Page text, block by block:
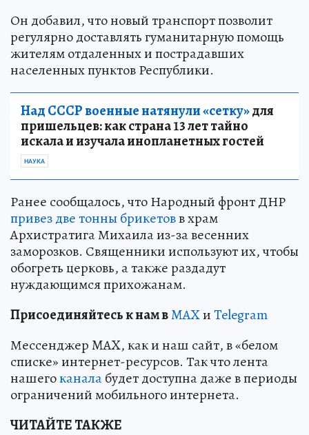
Он добавил, что новый транспорт позволит
регулярно доставлять гуманитарную помощь
жителям отдаленных и пострадавших
населенных пунктов Республики.
Над СССР военные натянули «сетку»для
пришельцев: как страна 13 лет тайно
искала и изучала инопланетных гостей
НАУКА
Ранее сообщалось, что Народный фронт ДНР
привез две тонны брикетовв храм
Архистратига Михаила из-за весенних
заморозков. Священники используют их, чтобы
обогреть церковь, а также раздадут
нуждающимся прихожанам.
Присоединяйтесь к нам вMAXиTelegram
Мессенджер MAX, как и наш сайт, в «белом
списке» интернет-ресурсов. Так что лента
нашегоканалабудет доступна даже в периоды
ограничений мобильного интернета.
ЧИТАЙТЕ ТАКЖЕ